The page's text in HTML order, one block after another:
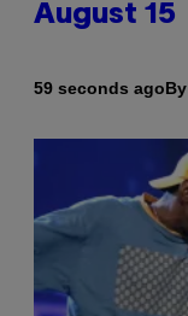
August 15
59 seconds agoBy